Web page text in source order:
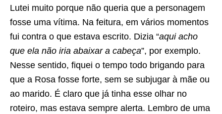
Lutei muito porque não queria que a personagem
fosse uma vítima. Na feitura, em vários momentos
fui contra o que estava escrito. Dizia “aqui acho
que ela não iria abaixar a cabeça”, por exemplo.
Nesse sentido, fiquei o tempo todo brigando para
que a Rosa fosse forte, sem se subjugar à mãe ou
ao marido. É claro que já tinha esse olhar no
roteiro, mas estava sempre alerta. Lembro de uma